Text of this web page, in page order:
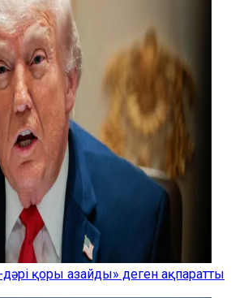
қоры азайды» деген ақпаратты